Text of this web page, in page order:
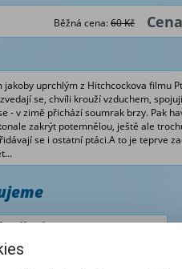
Běžná cena:60 Kč
uprchlým z Hitchcockova filmu
se, chvíli krouží vzduchem,
- v zimě přichází soumrak brzy. Pak
zakrýt potemnělou, ještě ale
se i ostatní ptáci.A to je teprve